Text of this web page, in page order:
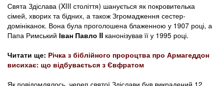
Свята Здіслава (XIII століття) шанується як покровителька
сімей, хворих та бідних, а також Згромадження сестер-
домініканок. Вона була проголошена блаженною у 1907 році, а
Папа Римський Іван Павло II канонізував її у 1995 році.
Читати ще: Річка з біблійного пророцтва про Армагеддон
висихає: що відбувається з Євфратом
Як повідомлялось, череп святої Здіслави був викрадений 12